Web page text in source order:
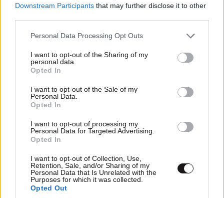
Downstream Participants that may further disclose it to other
Please note that this website/app uses one or more Google
not limited to your visit or usage behaviour. You may click to
grant or deny consent to Google and its third-party tags to
use your data for below specified purposes in below Google
consent section.
Personal Data Processing Opt Outs
I want to opt-out of the Sharing of my
personal data.
Opted In
I want to opt-out of the Sale of my
Personal Data.
Opted In
I want to opt-out of processing my
Personal Data for Targeted Advertising.
Opted In
I want to opt-out of Collection, Use,
Retention, Sale, and/or Sharing of my
Personal Data that Is Unrelated with the
Purposes for which it was collected.
Opted Out